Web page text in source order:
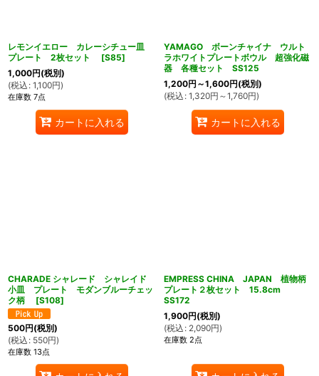
レモンイエロー カレーシチュー皿
プレート 2枚セット
[S85]
1,000円(税別)
(税込 : 1,100円)
在庫数 7点
カートに入れる
YAMAGO ボーンチャイナ ウルト
ラホワイトプレートボウル 超強化磁
器 各種セット SS125
1,200円 ～1,600円(税別)
(税込 : 1,320円 ～1,760円)
カートに入れる
CHARADE シャレード シャレイド
小皿 プレート モダンブルーチェッ
ク柄
[S108]
500円(税別)
(税込 : 550円)
在庫数 13点
EMPRESS CHINA JAPAN 植物柄
プレート２枚セット 15.8cm
SS172
1,900円(税別)
(税込 : 2,090円)
在庫数 2点